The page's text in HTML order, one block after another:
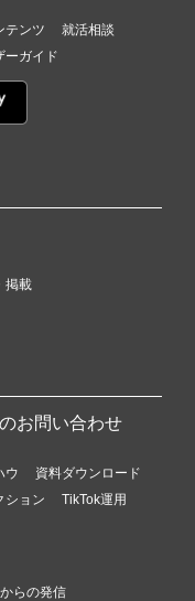
テンツ
就活相談
ーガイド
掲載
お問い合わせ
ウ
資料ダウンロード
ション
TikTok運用
らの発信